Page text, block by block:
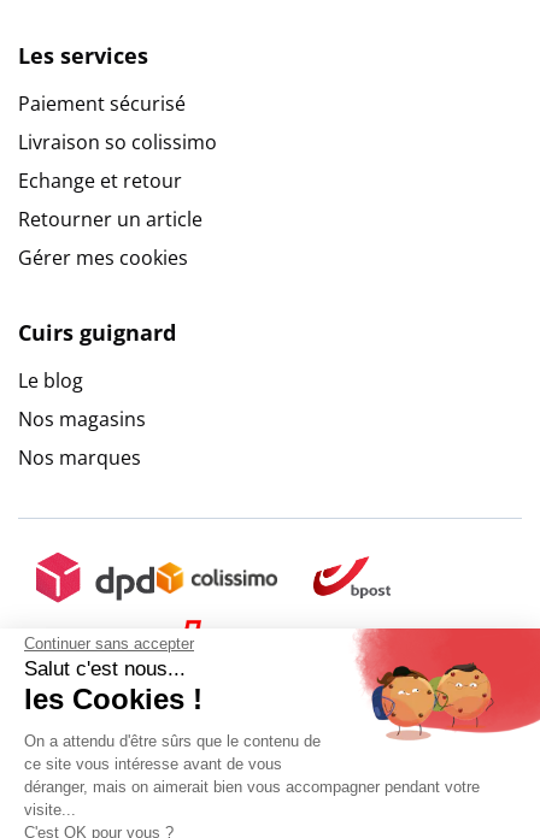
Continuer sans accepter
Salut c'est nous...
les Cookies !
On a attendu d'être sûrs que le contenu de
ce site vous intéresse avant de vous
déranger, mais on aimerait bien vous accompagner pendant votre
visite...
C'est OK pour vous ?
Les services
Paiement sécurisé
Livraison so colissimo
Echange et retour
Retourner un article
Gérer mes cookies
Cuirs guignard
Le blog
Nos magasins
Nos marques